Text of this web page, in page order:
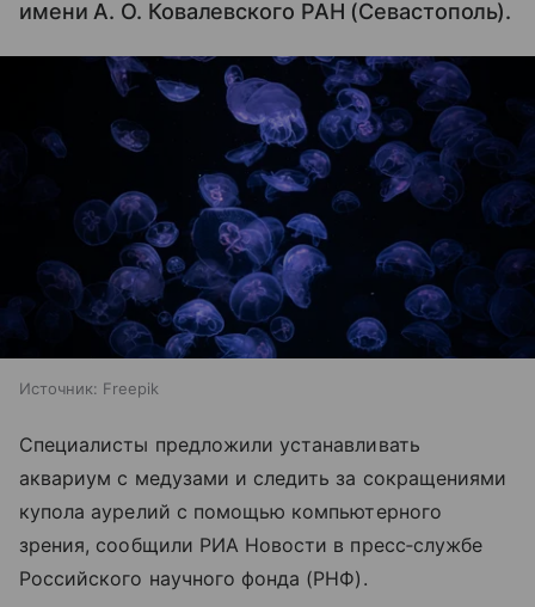
имени А. О. Ковалевского РАН (Севастополь).
Источник: Freepik
Специалисты предложили устанавливать
аквариум с медузами и следить за сокращениями
купола аурелий с помощью компьютерного
зрения, сообщили РИА Новости в пресс‑службе
Российского научного фонда (РНФ).